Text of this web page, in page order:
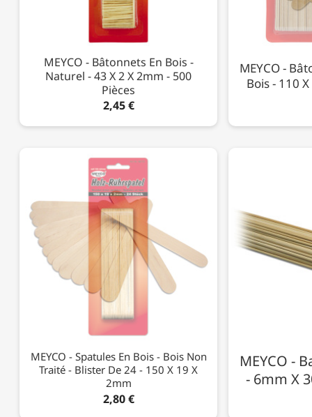
MEYCO - Bâtonnets En Bois -
Naturel - 43 X 2 X 2mm - 500
Pièces
2,45 €
MEYCO -
Bois - 110
MEYCO - Spatules En Bois - Bois Non
Traité - Blister De 24 - 150 X 19 X
2mm
2,80 €
MEYCO -
- 6mm X